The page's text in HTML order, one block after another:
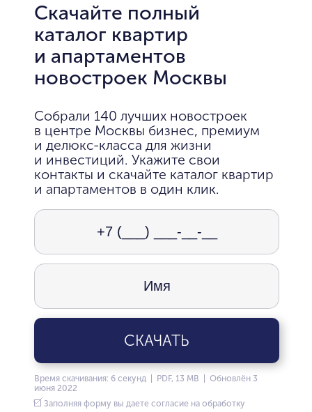
Скачайте полный
каталог квартир
и апартаментов
новостроек Москвы
Собрали 140 лучших новостроек
в центре Москвы бизнес, премиум
и делюкс-класса для жизни
и инвестиций. Укажите свои
контакты и скачайте каталог квартир
и апартаментов в один клик.
СКАЧАТЬ
Время скачивания: 6 секунд | PDF, 13 MB | Обновлён 3
июня 2022
Заполняя форму вы даете согласие на обработку